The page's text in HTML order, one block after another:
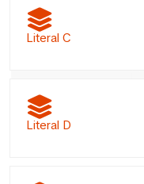
Literal C
Literal D